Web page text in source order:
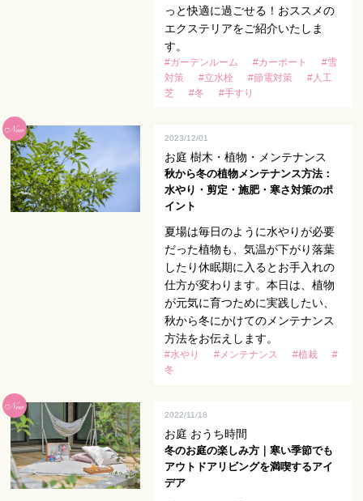
っと快適に過ごせる！おススメの
エクステリアをご紹介いたしま
す。
#ガーデンルーム #カーポート
#雪
対策
#立水栓 #節電対策
#人工
芝
#冬 #手すり
2023/12/01
お庭 樹木・植物・メンテナンス
秋から冬の植物メンテナンス方法：
水やり・剪定・施肥・寒さ対策のポ
イント
夏場は毎日のように水やりが必要
だった植物も、気温が下がり落葉
したり休眠期に入るとお手入れの
仕方が変わります。本日は、植物
が元気に育つために実践したい、
秋から冬にかけてのメンテナンス
方法をお伝えします。
#水やり #メンテナンス #植栽
#
冬
2022/11/18
お庭 おうち時間
冬のお庭の楽しみ方｜寒い季節でも
アウトドアリビングを満喫するアイ
デア